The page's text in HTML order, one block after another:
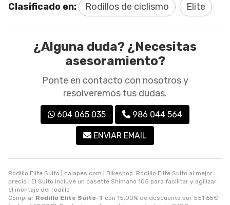
Rodillo Elite Suito | calapes.com | Bikeshop. Rodillo Elite Suito al mejor
precio | El Suito incluye un casette Shimano 105 para facilitar y agilizar
el montaje del rodillo
Comprar Rodillo Elite Suito-T con 15,00% de descuento por 551,65€
Clasificado en: Rodillos de ciclismo Elite
¿Alguna duda? ¿Necesitas
asesoramiento?
Ponte en contacto con nosotros y
resolveremos tus dudas.
604 065 035 986 044 564
ENVIAR EMAIL